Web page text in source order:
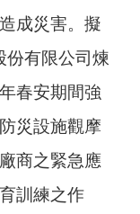
成災害。擬
份有限公司煉
春安期間強
災設施觀摩
商之緊急應
訓練之作